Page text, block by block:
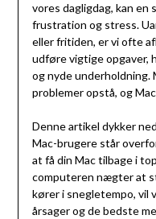
vores dagligdag, kan
frustration og stress.
eller fritiden, er vi ofte
udføre vigtige opgaver,
og nyde underholdning.
problemer opstå, og
Denne artikel dykker
Mac-brugere står
at få din Mac tilbage i
computeren nægter at
kører i snegletempo, vil
årsager og de bedste